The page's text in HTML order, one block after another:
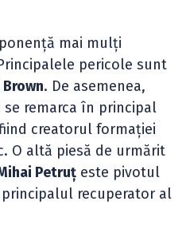
mai mulți
pericole sunt
. De asemenea,
remarca în principal
creatorul formației
O altă piesă de urmărit
Petruț este pivotul
principalul recuperator al